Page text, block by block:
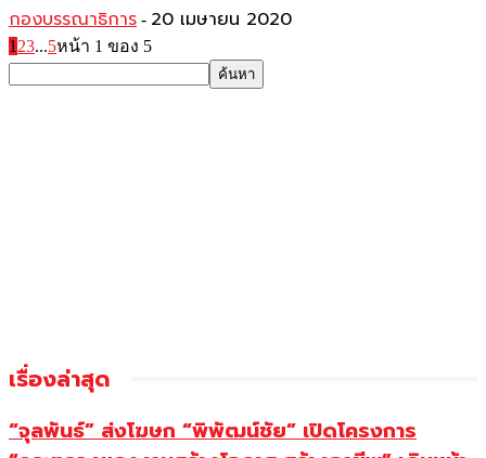
กองบรรณาธิการ - 20 เมษายน 2020
1 23...5หน้า 1 ของ 5
เรื่องล่าสุด
“จุลพันธ์” ส่งโฆษก “พิพัฒน์ชัย” เปิดโครงการ